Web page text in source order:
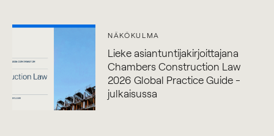
NÄKÖKULMA
Lieke asiantuntijakirjoittajana
Chambers Construction Law
2026 Global Practice Guide -
julkaisussa